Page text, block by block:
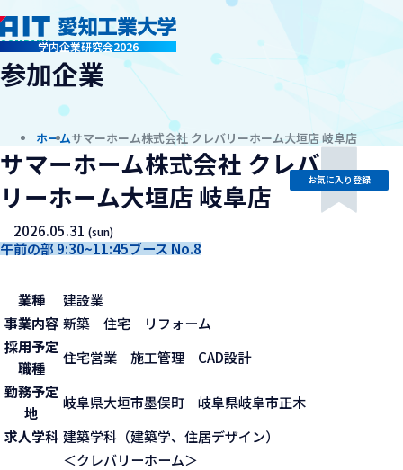
学内企業研究会2026
company
参加企業
ホームサマーホーム株式会社 クレバリーホーム大垣店 岐阜店
サマーホーム株式会社 クレバ
リーホーム大垣店 岐阜店
2026.05.31(sun)
午前の部 9:30~11:45ブース No.8
お気に入り登録
業種
建設業
事業内容 新築 住宅 リフォーム
採用予定
職種
住宅営業 施工管理 CAD設計
勤務予定
地
岐阜県大垣市墨俣町 岐阜県岐阜市正木
求人学科 建築学科（建築学、住居デザイン）
＜クレバリーホーム＞